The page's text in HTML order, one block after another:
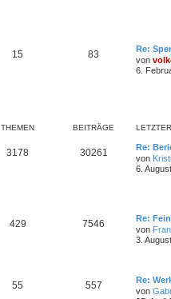
15 83
Re:
von
6.
THEMEN BEITRÄGE
3178 30261
Re:
von
6.
429 7546
Re:
von
3.
55 557
Re:
von